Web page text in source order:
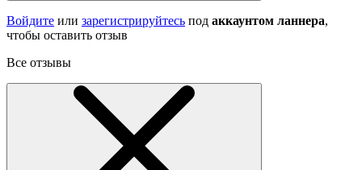
Войдите или зарегистрируйтесь под аккаунтом ланнера,
чтобы оставить отзыв
Все отзывы